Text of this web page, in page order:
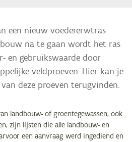
een nieuw voedererwtras
na te gaan wordt het ras
en gebruikswaarde door
veldproeven. Hier kan je
deze proeven terugvinden.
landbouw- of groentegewassen, ook
zijn lijsten die alle landbouw- en
een aanvraag werd ingediend en